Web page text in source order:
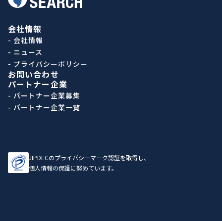
会社情報
- 会社情報
- ニュース
- プライバシーポリシー
お問い合わせ
パートナー企業
- パートナー企業募集
- パートナー企業一覧
JIPDECのプライバシーマーク認証を取得し、
個人情報の保護に努めています。